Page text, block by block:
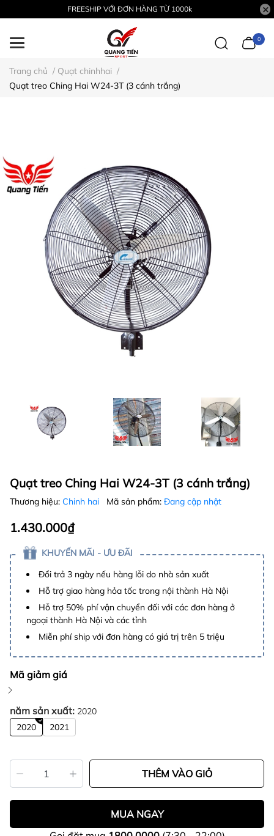
FREESHIP VỚI ĐƠN HÀNG TỪ 1000k
0
Trang chủ / Quạt chinhhai /
Quạt treo Ching Hai W24-3T (3 cánh trắng)
Quạt treo Ching Hai W24-3T (3 cánh trắng)
Thương hiệu: Chinh hai Mã sản phẩm: Đang cập nhật
1.430.000₫
KHUYẾN MÃI - ƯU ĐÃI
Đổi trả 3 ngày nếu hàng lỗi do nhà sản xuất
Hỗ trợ giao hàng hỏa tốc trong nội thành Hà Nội
Hỗ trợ 50% phí vận chuyển đối với các đơn hàng ở
ngoại thành Hà Nội và các tỉnh
Miễn phí ship với đơn hàng có giá trị trên 5 triệu
Mã giảm giá
năm sản xuất: 2020
2020
2021
THÊM VÀO GIỎ
MUA NGAY